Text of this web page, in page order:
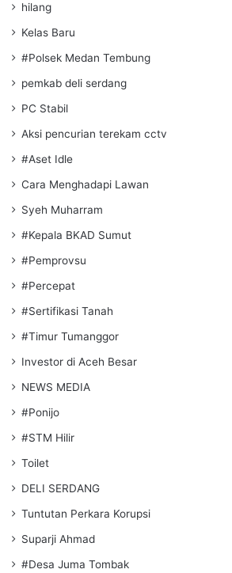
hilang
Kelas Baru
#Polsek Medan Tembung
pemkab deli serdang
PC Stabil
Aksi pencurian terekam cctv
#Aset Idle
Cara Menghadapi Lawan
Syeh Muharram
#Kepala BKAD Sumut
#Pemprovsu
#Percepat
#Sertifikasi Tanah
#Timur Tumanggor
Investor di Aceh Besar
NEWS MEDIA
#Ponijo
#STM Hilir
Toilet
DELI SERDANG
Tuntutan Perkara Korupsi
Suparji Ahmad
#Desa Juma Tombak